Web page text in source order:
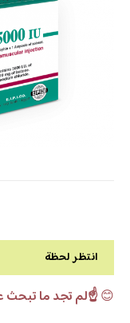
انتظر لحظة
😊☝️لم تجد ما تبحث